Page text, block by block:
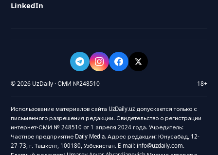
LinkedIn
© 2026 UzDaily · СМИ №248510 18+
Использование материалов сайта UzDaily.uz допускается только с
письменного разрешения редакции. Свидетельство о регистрации
интернет-СМИ № 248510 от 1 апреля 2024 года. Учредитель:
Частное предприятие Daily Media. Адрес редакции: Юнусабад, 12-
27-73, г. Ташкент, 100180, Узбекистан. E-mail: info@uzdaily.com.